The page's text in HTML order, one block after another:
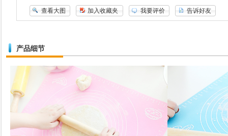
查看大图 加入收藏夹 我要评价 告诉好友
产品细节